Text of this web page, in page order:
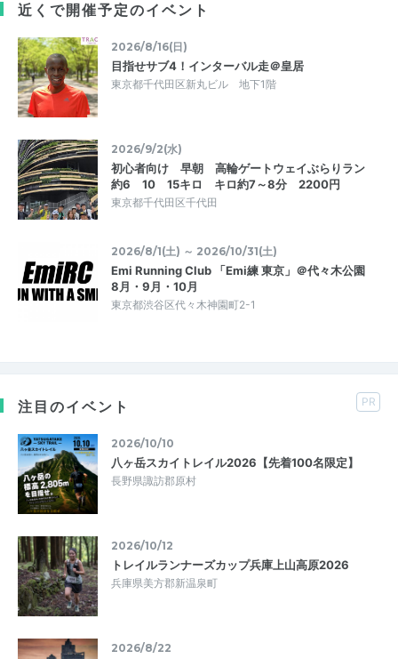
近くで開催予定のイベント
2026/8/16(日)
目指せサブ4！インターバル走＠皇居
東京都千代田区新丸ビル 地下1階
2026/9/2(水)
初心者向け 早朝 高輪ゲートウェイぶらりラン
約6 10 15キロ キロ約7～8分 2200円
東京都千代田区千代田
2026/8/1(土) ～ 2026/10/31(土)
Emi Running Club 「Emi練 東京」＠代々木公園
8月・9月・10月
東京都渋谷区代々木神園町2-1
注目のイベント PR
2026/10/10
八ヶ岳スカイトレイル2026【先着100名限定】
長野県諏訪郡原村
2026/10/12
トレイルランナーズカップ兵庫上山高原2026
兵庫県美方郡新温泉町
2026/8/22